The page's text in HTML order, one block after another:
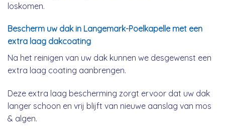
loskomen.
Bescherm uw dak in Langemark-Poelkapelle met een
extra laag dakcoating
Na het reinigen van uw dak kunnen we desgewenst een
extra laag coating aanbrengen.
Deze extra laag bescherming zorgt ervoor dat uw dak
langer schoon en vrij blijft van nieuwe aanslag van mos
& algen.